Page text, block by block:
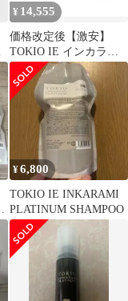
¥ 14,555
価格改定後【激安】
TOKIO IE インカラミ
プラチナム 3点セット
¥6,800
TOKIO IE INKARAMI
PLATINUM SHAMPOO